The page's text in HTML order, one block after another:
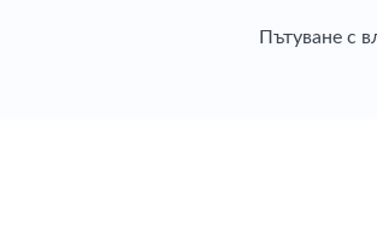
Пътуване с